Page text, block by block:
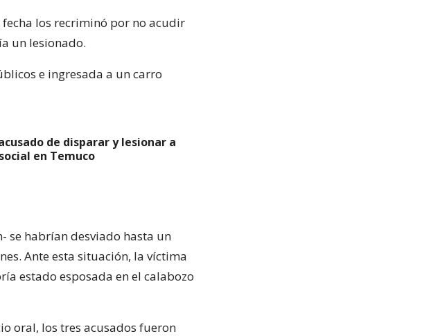
los recriminó por no acudir
un lesionado.
e ingresada a un carro
de disparar y lesionar a
en Temuco
se habrían desviado hasta un
Ante esta situación, la víctima
estado esposada en el calabozo
oral, los tres acusados fueron